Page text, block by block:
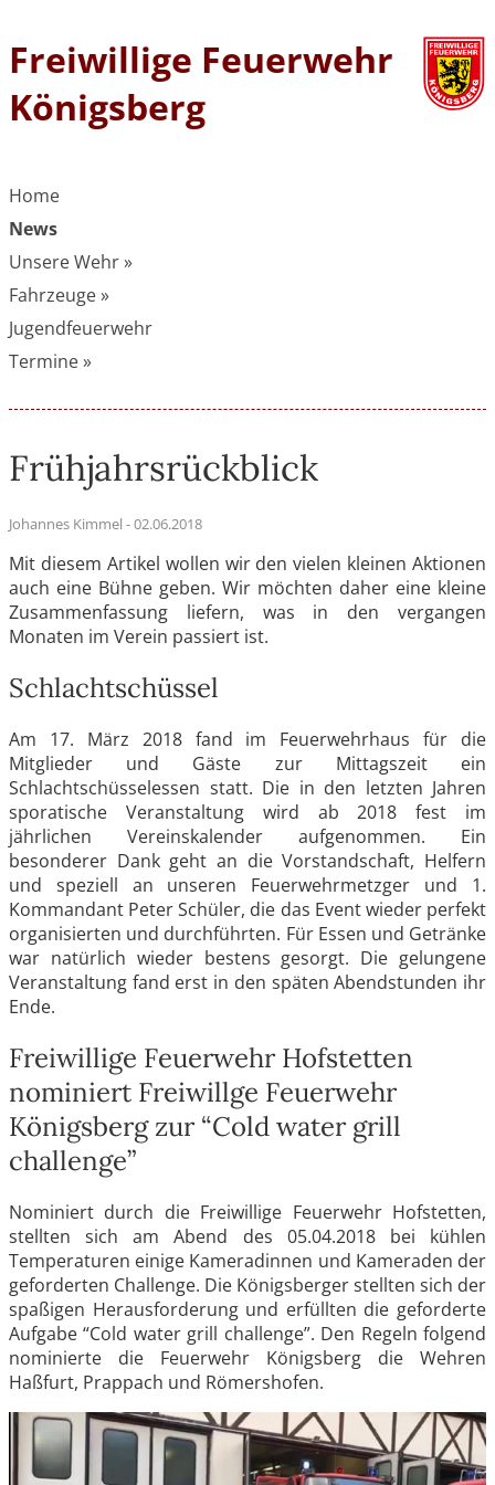
Freiwillige Feuerwehr
Königsberg
Home
News
Unsere Wehr »
Fahrzeuge »
Jugendfeuerwehr
Termine »
Frühjahrsrückblick
Johannes Kimmel -02.06.2018
Mit diesem Artikel wollen wir den vielen kleinen Aktionen
auch eine Bühne geben. Wir möchten daher eine kleine
Zusammenfassung liefern, was in den vergangen
Monaten im Verein passiert ist.
Schlachtschüssel
Am 17. März 2018 fand im Feuerwehrhaus für die
Mitglieder und Gäste zur Mittagszeit ein
Schlachtschüsselessen statt. Die in den letzten Jahren
sporatische Veranstaltung wird ab 2018 fest im
jährlichen Vereinskalender aufgenommen. Ein
besonderer Dank geht an die Vorstandschaft, Helfern
und speziell an unseren Feuerwehrmetzger und 1.
Kommandant Peter Schüler, die das Event wieder perfekt
organisierten und durchführten. Für Essen und Getränke
war natürlich wieder bestens gesorgt. Die gelungene
Veranstaltung fand erst in den späten Abendstunden ihr
Ende.
Freiwillige Feuerwehr Hofstetten
nominiert Freiwillge Feuerwehr
Königsberg zur “Cold water grill
challenge”
Nominiert durch die Freiwillige Feuerwehr Hofstetten,
stellten sich am Abend des 05.04.2018 bei kühlen
Temperaturen einige Kameradinnen und Kameraden der
geforderten Challenge. Die Königsberger stellten sich der
spaßigen Herausforderung und erfüllten die geforderte
Aufgabe “Cold water grill challenge”. Den Regeln folgend
nominierte die Feuerwehr Königsberg die Wehren
Haßfurt, Prappach und Römershofen.